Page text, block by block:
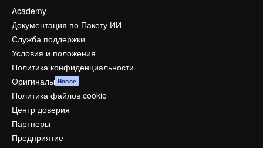
Academy
Документация по Пакету ИИ
Служба поддержки
Условия и положения
Политика конфиденциальности
Оригиналы Новое
Политика файлов cookie
Центр доверия
Партнеры
Предприятие